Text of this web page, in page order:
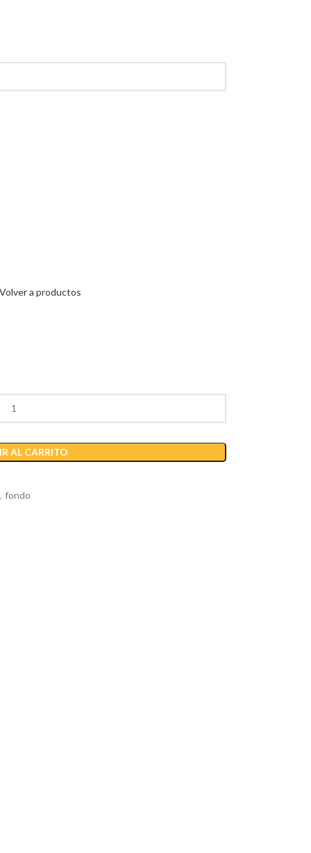
a productos
AL CARRITO
fondo